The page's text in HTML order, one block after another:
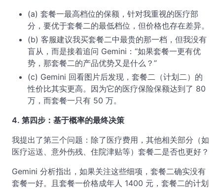
(a) 套餐一最高档位的保额，针对我重视的医疗部
分，要优于套餐二的最低档位，但价格也存在差异。
(b) 客服建议我买套餐二中最贵的那一档，但我没有
盲从，而是接着追问 Gemini：“如果套餐一更有优
势，那套餐二的产品优势又是什么？”
(c) Gemini 回看图片后发现，套餐二（计划二）的
性价比其实更高。因为它的医疗保险保额达到了 80
万，而套餐一只有 50 万。
4. 第四步：基于概率的最终决策
我提出了第三个问题：除了医疗费用，其他相关部分（如
医疗运送、意外伤残、住院津贴等）套餐二是否也更好？
Gemini 分析指出，如果关注这些细项，套餐二确实没有
套餐一好。且套餐一价格成年人 1400 元，套餐二的计划